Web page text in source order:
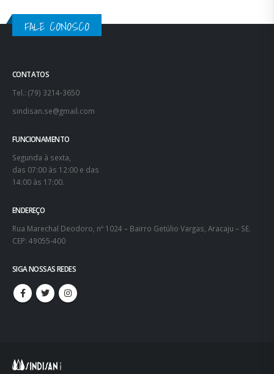
FALE CONOSCO
CONTATOS
Tel.: (79) 3214-3650
sindisan.se@gmail.com
FUNCIONAMENTO
Segunda à sexta,
das 07:00 às 12:00 e das
14:00 às 17:00.
ENDEREÇO
Rua Marechal Deodoro, nº 1024 – Bairro Getúlio Vargas, Aracaju – SE.
CEP: 49055-400
SIGA NOSSAS REDES